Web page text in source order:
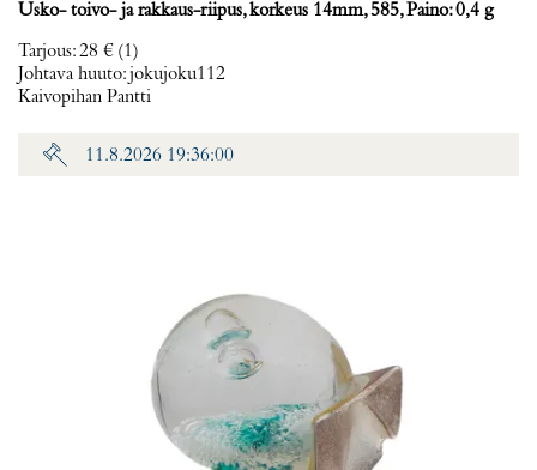
Usko- toivo- ja rakkaus-riipus, korkeus 14mm, 585, Paino: 0,4 g
Tarjous:28 € (1)
Johtava huuto:jokujoku112
Kaivopihan Pantti
11.8.2026 19:36:00